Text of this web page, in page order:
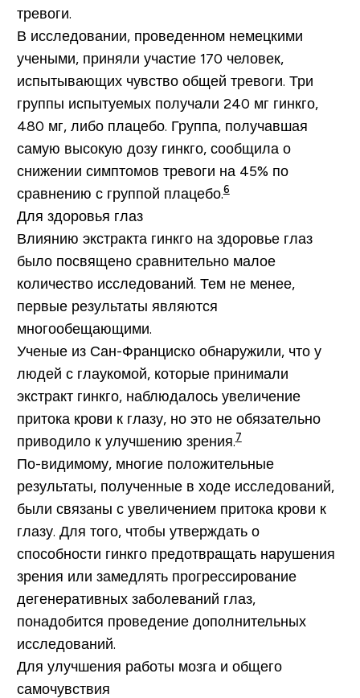
тревоги.
В исследовании, проведенном немецкими
учеными, приняли участие 170 человек,
испытывающих чувство общей тревоги. Три
группы испытуемых получали 240 мг гинкго,
480 мг, либо плацебо. Группа, получавшая
самую высокую дозу гинкго, сообщила о
снижении симптомов тревоги на 45% по
сравнению с группой плацебо.6
Для здоровья глаз
Влиянию экстракта гинкго на здоровье глаз
было посвящено сравнительно малое
количество исследований. Тем не менее,
первые результаты являются
многообещающими.
Ученые из Сан-Франциско обнаружили, что у
людей с глаукомой, которые принимали
экстракт гинкго, наблюдалось увеличение
притока крови к глазу, но это не обязательно
приводило к улучшению зрения.7
По-видимому, многие положительные
результаты, полученные в ходе исследований,
были связаны с увеличением притока крови к
глазу. Для того, чтобы утверждать о
способности гинкго предотвращать нарушения
зрения или замедлять прогрессирование
дегенеративных заболеваний глаз,
понадобится проведение дополнительных
исследований.
Для улучшения работы мозга и общего
самочувствия